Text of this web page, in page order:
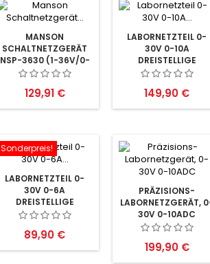
MANSON
SCHALTNETZGERÄT
NSP-3630 (1-36V/0-
3A)
Preis
129,91 €
LABORNETZTEIL 0-
30V 0-10A
DREISTELLIGE
ANZEIGE
Preis
149,90 €
Sonderpreis!
LABORNETZTEIL 0-
30V 0-6A
DREISTELLIGE
ANZEIGE
Preis
89,90 €
PRÄZISIONS-
LABORNETZGERÄT,
30V 0-10ADC
Preis
199,90 €